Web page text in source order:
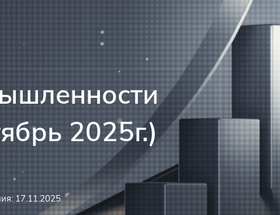
2025г.)
17.11.2025